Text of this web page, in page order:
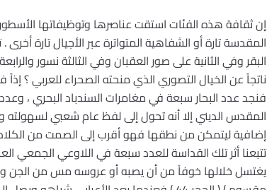
إن ثقافة هذه الفئات استقت عناصرها وتوظيفاتها
البقر وفي الثانية على صور العقبان وفي الثالثة نسور
ناتجاً عن الخيال التصوري الذي منحته الصحراء للعربي
فنجد عدد البحار سبعة في مغامرات السندباد البحري ،
المقدس الديني إلا أنه تحول إلى لفظ عام شعبي لسهولته
إضافية ليتمكن من نطقها فهو أقرب إلى الصمت من الكلام ،
تتبعنا أثر تلك القداسة للعدد سبعة في اللاوعي الجمعي
يغتسل خلالها خوفاً من أن يصبه أو عروسه مس من الجن